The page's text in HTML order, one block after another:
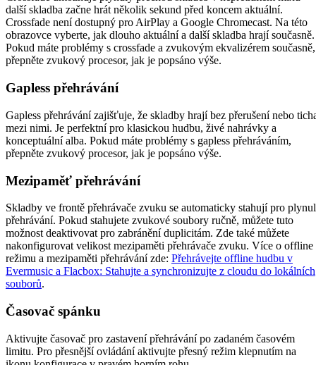
další skladba začne hrát několik sekund před koncem aktuální.
Crossfade není dostupný pro AirPlay a Google Chromecast. Na této
obrazovce vyberte, jak dlouho aktuální a další skladba hrají současně.
Pokud máte problémy s crossfade a zvukovým ekvalizérem současně,
přepněte zvukový procesor, jak je popsáno výše.
Gapless přehrávání
Gapless přehrávání zajišťuje, že skladby hrají bez přerušení nebo
mezi nimi. Je perfektní pro klasickou hudbu, živé nahrávky a
konceptuální alba. Pokud máte problémy s gapless přehráváním,
přepněte zvukový procesor, jak je popsáno výše.
Mezipaměť přehrávání
Skladby ve frontě přehrávače zvuku se automaticky stahují pro
přehrávání. Pokud stahujete zvukové soubory ručně, můžete tuto
možnost deaktivovat pro zabránění duplicitám. Zde také můžete
nakonfigurovat velikost mezipaměti přehrávače zvuku. Více o offline
režimu a mezipaměti přehrávání zde: Přehrávejte offline hudbu v
Evermusic a Flacbox: Stahujte a synchronizujte z cloudu do lokálních
souborů.
Časovač spánku
Aktivujte časovač pro zastavení přehrávání po zadaném časovém
limitu. Pro přesnější ovládání aktivujte přesný režim klepnutím na